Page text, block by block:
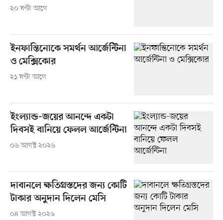
২০ ঘণ্টা আগে
ইনফান্তিনোকে সমর্থন আর্জেন্টিনা
ও মেক্সিকোর
২১ ঘণ্টা আগে
ইংল্যান্ড-জয়ের আনন্দে একটা
দিবসই বানিয়ে ফেলল আর্জেন্টিনা
০৬ আগস্ট ২০২৬
দাবানলে ক্ষতিগ্রস্তদের জন্য কোটি
টাকার অনুদান দিলেন মেসি
০৪ আগস্ট ২০২৬